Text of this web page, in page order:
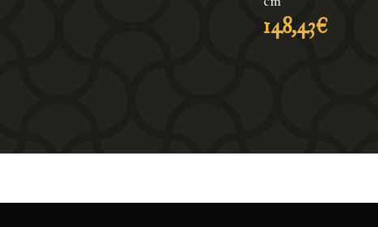
148,43€